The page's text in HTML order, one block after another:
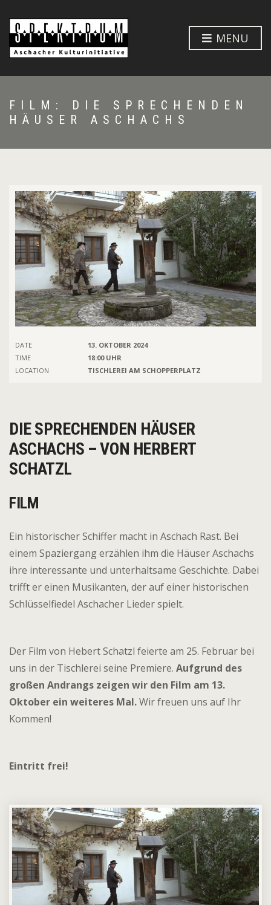
MENU
FILM: DIE SPRECHENDEN
HÄUSER ASCHACHS
DIE SPRECHENDEN HÄUSER
ASCHACHS – VON HERBERT
SCHATZL
FILM
Ein historischer Schiffer macht in Aschach Rast. Bei
einem Spaziergang erzählen ihm die Häuser Aschachs
ihre interessante und unterhaltsame Geschichte. Dabei
trifft er einen Musikanten, der auf einer historischen
Schlüsselfiedel Aschacher Lieder spielt.
Der Film von Hebert Schatzl feierte am 25. Februar bei
uns in der Tischlerei seine Premiere. Aufgrund des
großen Andrangs zeigen wir den Film am 13.
Oktober ein weiteres Mal.Wir freuen uns auf Ihr
Kommen!
Eintritt frei!
DATE
13. OKTOBER 2024
TIME
18:00 UHR
LOCATION
TISCHLEREI AM SCHOPPERPLATZ